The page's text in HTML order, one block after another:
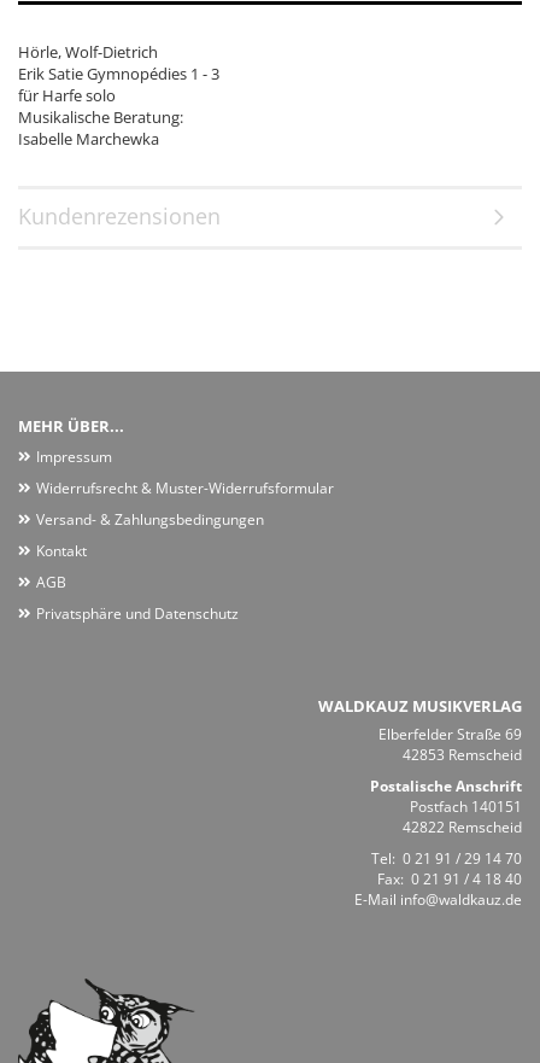
Hörle, Wolf-Dietrich
Erik Satie Gymnopédies 1 - 3
für Harfe solo
Musikalische Beratung:
Isabelle Marchewka
Kundenrezensionen
MEHR ÜBER...
Impressum
Widerrufsrecht & Muster-Widerrufsformular
Versand- & Zahlungsbedingungen
Kontakt
AGB
Privatsphäre und Datenschutz
WALDKAUZ MUSIKVERLAG
Elberfelder Straße 69
42853 Remscheid
Postalische Anschrift
Postfach 140151
42822 Remscheid
Tel: 0 21 91 / 29 14 70
Fax: 0 21 91 / 4 18 40
E-Mail info@waldkauz.de